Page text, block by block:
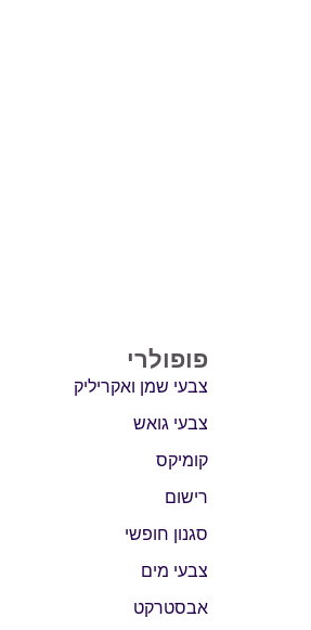
פופולרי
צבעי שמן ואקריליק
צבעי גואש
קומיקס
רישום
סגנון חופשי
צבעי מים
אבסטרקט